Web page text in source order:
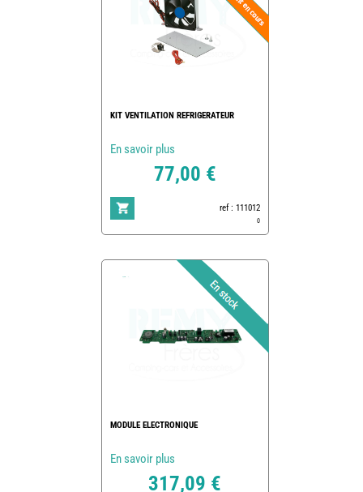
KIT VENTILATION REFRIGERATEUR
En savoir plus
77,00 €
ref : 111012
0
MODULE ELECTRONIQUE
En savoir plus
317,09 €